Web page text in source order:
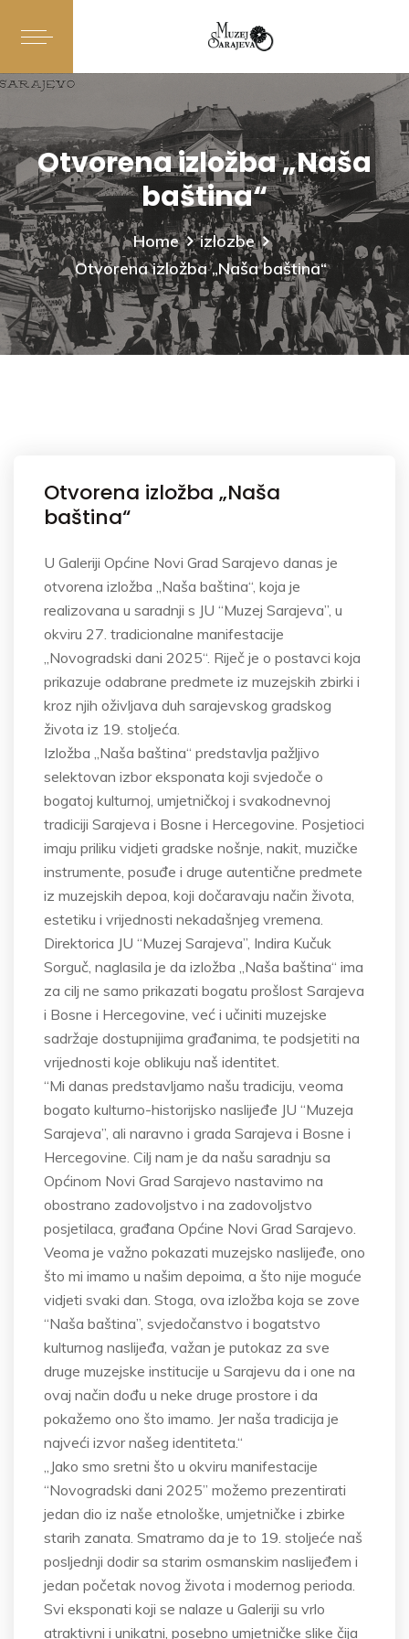
Otvorena izložba „Naša
baština“
Home
izlozbe
Otvorena izložba „Naša baština“
Otvorena izložba „Naša
baština“
U Galeriji Općine Novi Grad Sarajevo danas je
otvorena izložba „Naša baština“, koja je
realizovana u saradnji s JU “Muzej Sarajeva”, u
okviru 27. tradicionalne manifestacije
„Novogradski dani 2025“. Riječ je o postavci koja
prikazuje odabrane predmete iz muzejskih zbirki i
kroz njih oživljava duh sarajevskog gradskog
života iz 19. stoljeća.
Izložba „Naša baština“ predstavlja pažljivo
selektovan izbor eksponata koji svjedoče o
bogatoj kulturnoj, umjetničkoj i svakodnevnoj
tradiciji Sarajeva i Bosne i Hercegovine. Posjetioci
imaju priliku vidjeti gradske nošnje, nakit, muzičke
instrumente, posuđe i druge autentične predmete
iz muzejskih depoa, koji dočaravaju način života,
estetiku i vrijednosti nekadašnjeg vremena.
Direktorica JU “Muzej Sarajeva”, Indira Kučuk
Sorguč, naglasila je da izložba „Naša baština“ ima
za cilj ne samo prikazati bogatu prošlost Sarajeva
i Bosne i Hercegovine, već i učiniti muzejske
sadržaje dostupnijima građanima, te podsjetiti na
vrijednosti koje oblikuju naš identitet.
“Mi danas predstavljamo našu tradiciju, veoma
bogato kulturno-historijsko naslijeđe JU “Muzeja
Sarajeva”, ali naravno i grada Sarajeva i Bosne i
Hercegovine. Cilj nam je da našu saradnju sa
Općinom Novi Grad Sarajevo nastavimo na
obostrano zadovoljstvo i na zadovoljstvo
posjetilaca, građana Općine Novi Grad Sarajevo.
Veoma je važno pokazati muzejsko naslijeđe, ono
što mi imamo u našim depoima, a što nije moguće
vidjeti svaki dan. Stoga, ova izložba koja se zove
“Naša baština”, svjedočanstvo i bogatstvo
kulturnog naslijeđa, važan je putokaz za sve
druge muzejske institucije u Sarajevu da i one na
ovaj način dođu u neke druge prostore i da
pokažemo ono što imamo. Jer naša tradicija je
najveći izvor našeg identiteta.“
„Jako smo sretni što u okviru manifestacije
“Novogradski dani 2025” možemo prezentirati
jedan dio iz naše etnološke, umjetničke i zbirke
starih zanata. Smatramo da je to 19. stoljeće naš
posljednji dodir sa starim osmanskim naslijeđem i
jedan početak novog života i modernog perioda.
Svi eksponati koji se nalaze u Galeriji su vrlo
atraktivni i unikatni, posebno umjetničke slike čija